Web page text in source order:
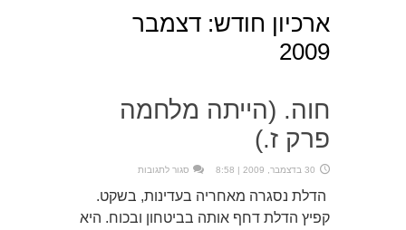
ארכיון חודש: דצמבר
2009
חוה. (הייתה מלחמה
פרק ז.)
30 בדצמבר, 2009 | 8:58 סגור לתגובות
מלחמה
ז.)
הדלת נסגרה מאחריה בעדינות, בשקט.
קפיץ הדלת דחף אותה בביטחון ובכוח. היא